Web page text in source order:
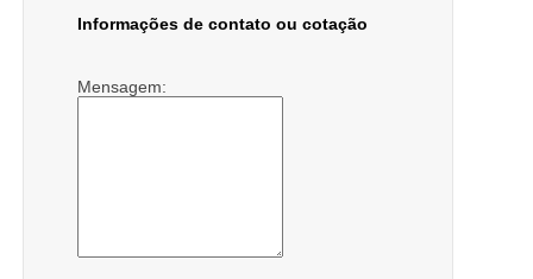
Informações de contato ou cotação
Mensagem: